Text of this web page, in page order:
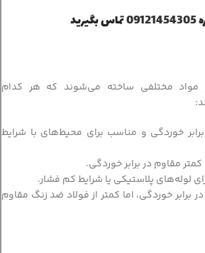
09121454305تماس بگیرید
مواد مختلفی ساخته می‌شوند که هر کدام
خوردگی و مناسب برای محیط‌های با شرایط
مقاوم در برابر خوردگی.
لوله‌های پلاستیکی یا شرایط کم فشار.
خوردگی، اما کمتر از فولاد ضد زنگ مقاوم